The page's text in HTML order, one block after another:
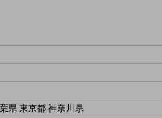
県 東京都 神奈川県